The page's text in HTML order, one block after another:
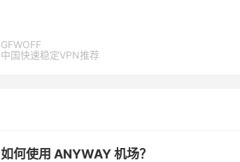
GFWOFF
中国快速稳定VPN推荐
如何使用 ANYWAY 机场？